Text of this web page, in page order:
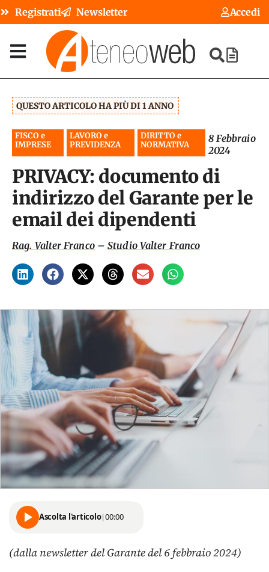
Registrati Newsletter Accedi
QUESTO ARTICOLO HA PIÙ DI 1 ANNO
FISCO e
IMPRESE
LAVORO e
PREVIDENZA
DIRITTO e
NORMATIVA
8 Febbraio
2024
PRIVACY: documento di
indirizzo del Garante per le
email dei dipendenti
Rag. Valter Franco–Studio Valter Franco
Ascolta l'articolo|00:00
(dalla newsletter del Garante del 6 febbraio 2024)